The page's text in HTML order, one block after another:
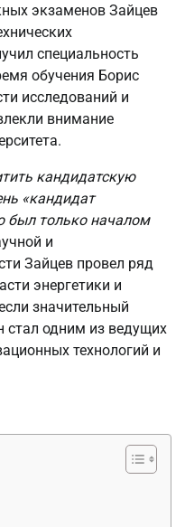
экзаменов Зайцев
специальность
обучения Борис
исследований и
внимание
кандидатскую
«кандидат
был только началом
и
Зайцев провел ряд
энергетики и
значительный
стал одним из ведущих
технологий и